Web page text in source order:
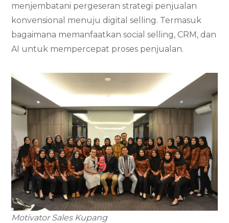
menjembatani pergeseran strategi penjualan
konvensional menuju digital selling. Termasuk
bagaimana memanfaatkan social selling, CRM, dan
AI untuk mempercepat proses penjualan.
Motivator Sales Kupang